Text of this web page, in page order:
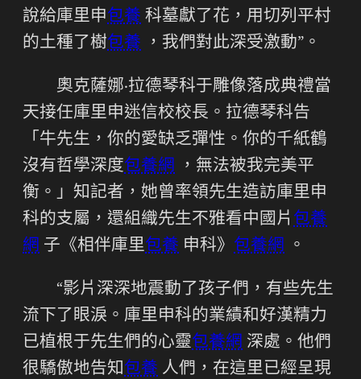
說給庫里申包養 科墓獻了花，用切列平村
的土種了樹包養 ，我們對此深受激動”。
奧克薩娜·拉德琴科于雕像落成典禮當
天接任庫里申迷信校校長。拉德琴科告
「牛先生，你的愛缺乏彈性。你的千紙鶴
沒有哲學深度包養網 ，無法被我完美平
衡。」知記者，她曾率領先生造訪庫里申
科的支屬，還組織先生不雅看中國片 包養
網 子《相伴庫里包養 申科》 包養網 。
“影片深深地震動了孩子們，有些先生
流下了眼淚。庫里申科的業績和好漢精力
已植根于先生們的心靈包養網 深處。他們
很驕傲地告知包養 人們，在這里已經呈現